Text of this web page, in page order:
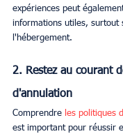
expériences peut
informations utiles, surtout
l'hébergement.
2. Restez au courant
d'annulation
Comprendre les politiques
est important pour réussir